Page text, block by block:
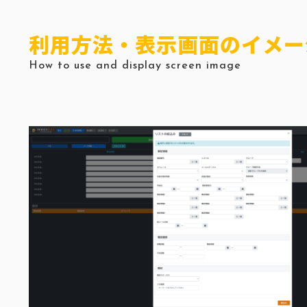
利用方法・表示画面のイメ
How to use and display screen image